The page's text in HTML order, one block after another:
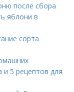
после сбора
яблони в
сорта
и 5 рецептов для